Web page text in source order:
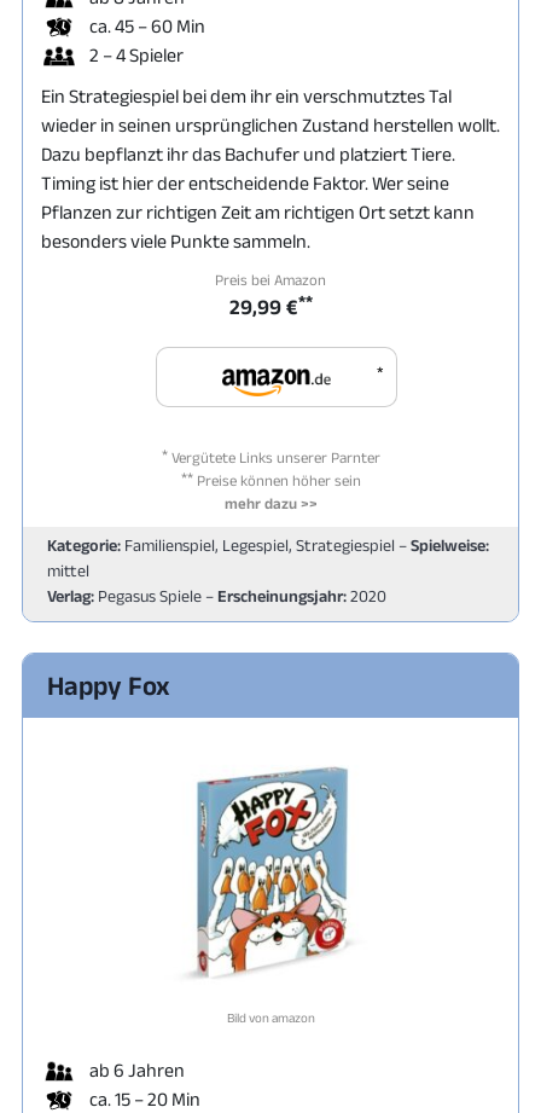
ca. 45 – 60 Min
2 – 4 Spieler
Ein Strategiespiel bei dem ihr ein verschmutztes Tal
wieder in seinen ursprünglichen Zustand herstellen wollt.
Dazu bepflanzt ihr das Bachufer und platziert Tiere.
Timing ist hier der entscheidende Faktor. Wer seine
Pflanzen zur richtigen Zeit am richtigen Ort setzt kann
besonders viele Punkte sammeln.
Preis bei Amazon
29,99 €**
*
*Vergütete Links unserer Parnter
**Preise können höher sein
mehr dazu >>
Kategorie: Familienspiel, Legespiel, Strategiespiel –Spielweise:
mittel
Verlag: Pegasus Spiele – Erscheinungsjahr:2020
Happy Fox
Bild von amazon
ab 6 Jahren
ca. 15 – 20 Min